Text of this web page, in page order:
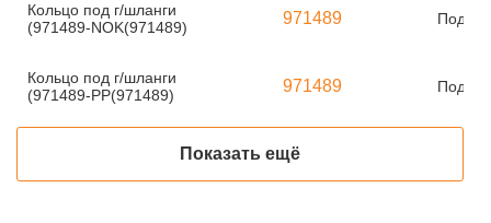
Кольцо под г/шланги
(971489-NOK(971489)
971489 Под
Кольцо под г/шланги
(971489-PP(971489)
971489 Под
Показать ещё